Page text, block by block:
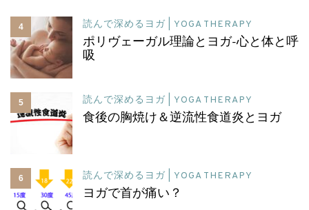
4 読んで深めるヨガ | YOGA THERAPY
ポリヴェーガル理論とヨガ-心と体と呼
吸
5 読んで深めるヨガ | YOGA THERAPY
食後の胸焼け＆逆流性食道炎とヨガ
6 読んで深めるヨガ | YOGA THERAPY
ヨガで首が痛い？